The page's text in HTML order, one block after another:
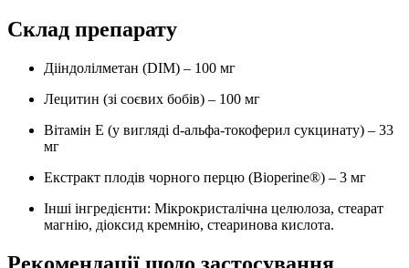
Склад препарату
Дііндолілметан (DIM) – 100 мг
Лецитин (зі соєвих бобів) – 100 мг
Вітамін E (у вигляді d-альфа-токоферил сукцинату) – 33
мг
Екстракт плодів чорного перцю (Bioperine®) – 3 мг
Інші інгредієнти: Мікрокристалічна целюлоза, стеарат
магнію, діоксид кремнію, стеаринова кислота.